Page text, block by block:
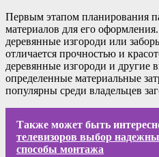
Первым этапом планирования
материалов для его
деревянные изгороди или
отличается прочностью и
деревянные изгороди и другие
определенные материальные
популярны среди владельцев
Также может быть
телевизоров выбор
способы монтажа